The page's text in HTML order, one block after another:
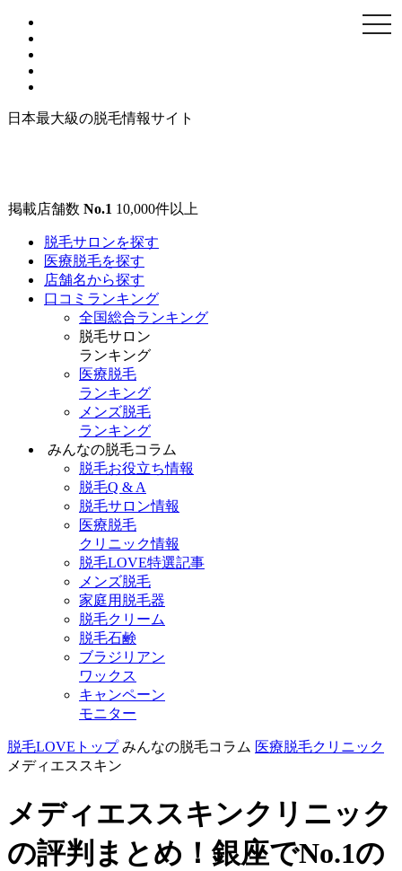
日本最大級の脱毛情報サイト
掲載店舗数 No.1 10,000件以上
脱毛サロンを探す
医療脱毛を探す
店舗名から探す
口コミランキング
全国総合ランキング
脱毛サロン
ランキング
医療脱毛
ランキング
メンズ脱毛
ランキング
みんなの脱毛コラム
脱毛お役立ち情報
脱毛Q & A
脱毛サロン情報
医療脱毛
クリニック情報
脱毛LOVE特選記事
メンズ脱毛
家庭用脱毛器
脱毛クリーム
脱毛石鹸
ブラジリアン
ワックス
キャンペーン
モニター
脱毛LOVEトップ みんなの脱毛コラム 医療脱毛クリニック
メディエススキン
メディエススキンクリニック
の評判まとめ！銀座でNo.1の